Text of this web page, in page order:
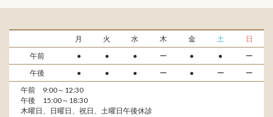
月 火 水 木 金 土
日
午前
● ● ● ー ● ●
ー
午後
● ● ● ー ● ー
ー
午前 9:00～12:30
午後 15:00～18:30
木曜日、日曜日、祝日、土曜日午後休診